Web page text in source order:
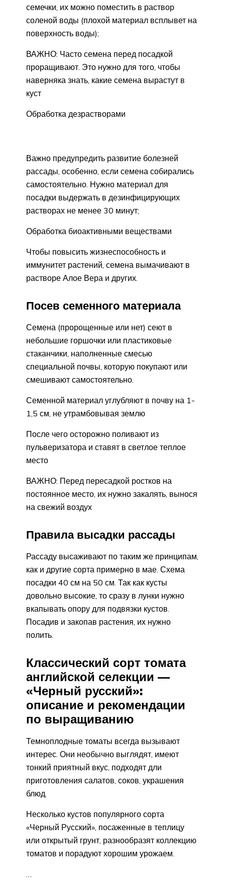
семечки, их можно поместить в раствор
соленой воды (плохой материал всплывет на
поверхность воды);
ВАЖНО: Часто семена перед посадкой
проращивают. Это нужно для того, чтобы
наверняка знать, какие семена вырастут в
куст
Обработка дезрастворами
Важно предупредить развитие болезней
рассады, особенно, если семена собирались
самостоятельно. Нужно материал для
посадки выдержать в дезинфицирующих
растворах не менее 30 минут;
Обработка биоактивными веществами
Чтобы повысить жизнеспособность и
иммунитет растений, семена вымачивают в
растворе Алое Вера и других.
Посев семенного материала
Семена (пророщенные или нет) сеют в
небольшие горшочки или пластиковые
стаканчики, наполненные смесью
специальной почвы, которую покупают или
смешивают самостоятельно.
Семенной материал углубляют в почву на 1-
1,5 см, не утрамбовывая землю
После чего осторожно поливают из
пульверизатора и ставят в светлое теплое
место
ВАЖНО: Перед пересадкой ростков на
постоянное место, их нужно закалять, вынося
на свежий воздух
Правила высадки рассады
Рассаду высаживают по таким же принципам,
как и другие сорта примерно в мае. Схема
посадки 40 см на 50 см. Так как кусты
довольно высокие, то сразу в лунки нужно
вкапывать опору для подвязки кустов.
Посадив и закопав растения, их нужно
полить.
Классический сорт томата
английской селекции —
«Черный русский»:
описание и рекомендации
по выращиванию
Темноплодные томаты всегда вызывают
интерес. Они необычно выглядят, имеют
тонкий приятный вкус, подходят дли
приготовления салатов, соков, украшения
блюд.
Несколько кустов популярного сорта
«Черный Русский», посаженные в теплицу
или открытый грунт, разнообразят коллекцию
томатов и порадуют хорошим урожаем.
…